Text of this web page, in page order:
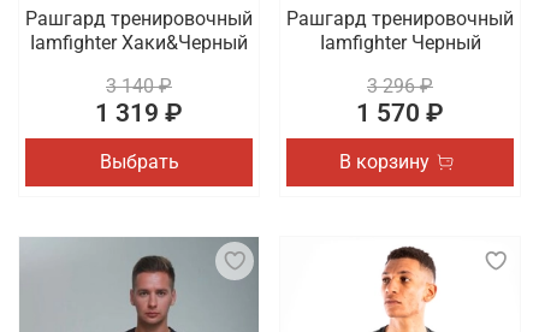
Рашгард тренировочный
Iamfighter Хаки&Черный
3 140 ₽
1 319 ₽
Выбрать
Рашгард тренировочный
Iamfighter Черный
3 296 ₽
1 570 ₽
В корзину